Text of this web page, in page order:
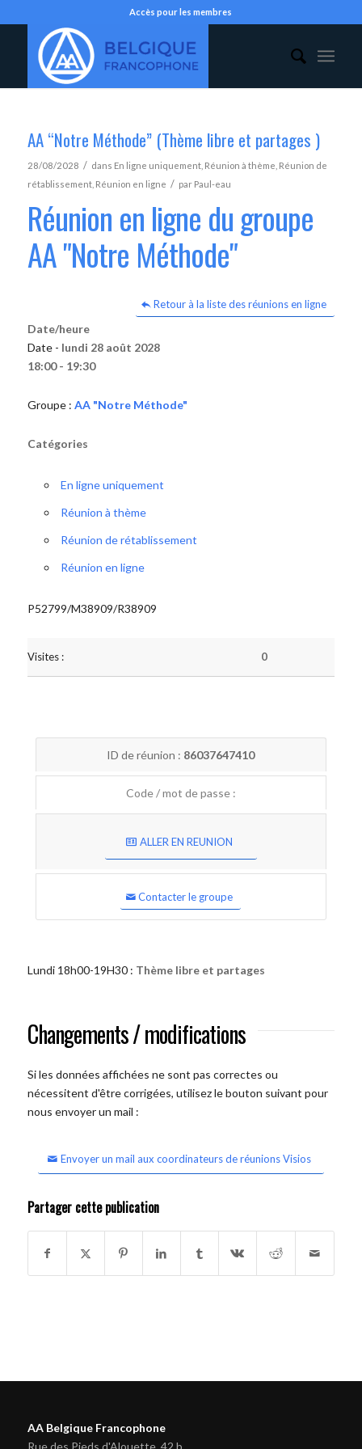
Accès pour les membres
AA “Notre Méthode” (Thème libre et partages )
28/08/2028 / dans En ligne uniquement, Réunion à thème Réunion de
rétablissement, Réunion en ligne / par Paul-eau
Réunion en ligne du groupe
AA "Notre Méthode"
Retour à la liste des réunions en ligne
Date/heure
Date - lundi 28 août 2028
18:00 - 19:30
Groupe : AA "Notre Méthode"
Catégories
En ligne uniquement
Réunion à thème
Réunion de rétablissement
Réunion en ligne
P52799/M38909/R38909
Visites : 0
ID de réunion : 86037647410
Code / mot de passe :
ALLER EN REUNION
Contacter le groupe
Lundi 18h00-19H30 : Thème libre et partages
Changements / modifications
Si les données affichées ne sont pas correctes ou
nécessitent d'être corrigées, utilisez le bouton suivant pour
nous envoyer un mail :
Envoyer un mail aux coordinateurs de réunions Visios
Partager cette publication
AA Belgique Francophone
Rue des Pieds d'Alouette, 42 b